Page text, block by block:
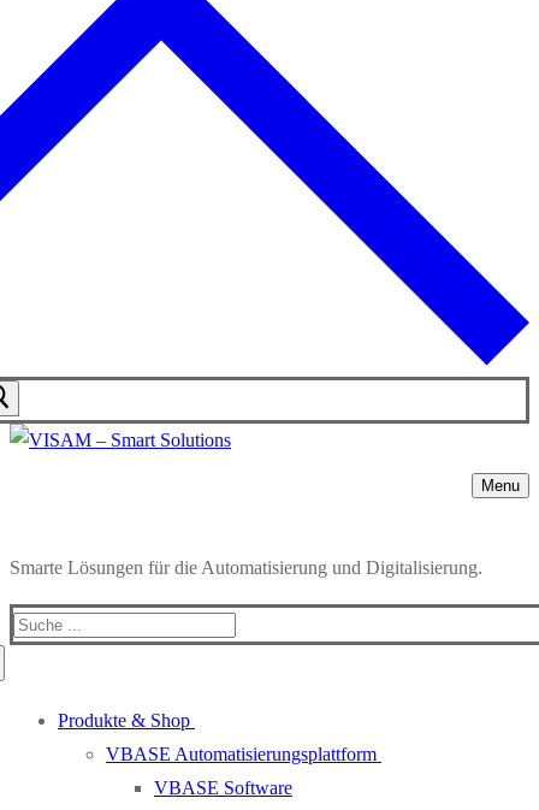
Menu
Smarte Lösungen für die Automatisierung und Digitalisierung.
Produkte & Shop
VBASE Automatisierungsplattform
VBASE Software